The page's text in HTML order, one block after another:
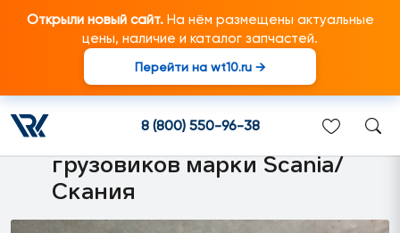
Открыли новый сайт.На нём размещены актуальные
цены, наличие и каталог запчастей.
Перейти на wt10.ru →
8 (800) 550-96-38
1745886 Удерживающий
хомут (боковой) топливного
бака L=695 mm подходит для
грузовиков марки Scania/
Скания